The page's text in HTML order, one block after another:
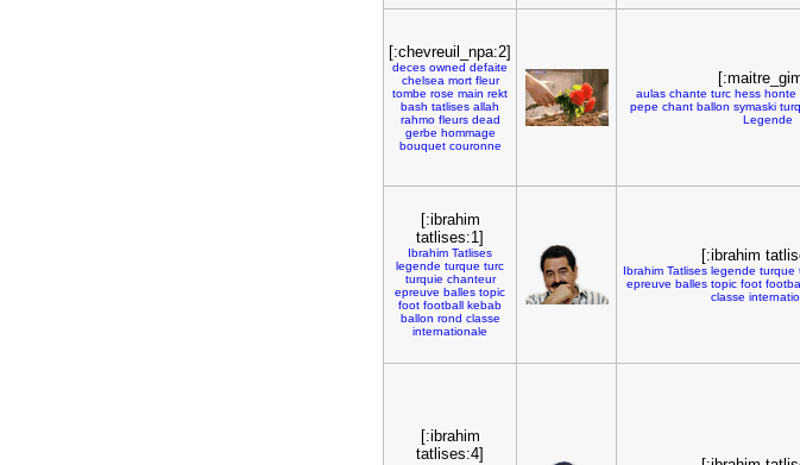
[:chevreuil_npa:2]
deces owned defaite
chelsea mort fleur
tombe rose main rekt
bash tatlises allah
rahmo fleurs dead
gerbe hommage
bouquet couronne
aulas chante turc hess honte
pepe chant ballon symaski
Legende
[:ibrahim
tatlises:1]
Ibrahim Tatlises
legende turque turc
turquie chanteur
epreuve balles topic
foot football kebab
ballon rond classe
internationale
[:ibrahim
Ibrahim Tatlises legende turque
epreuve balles topic foot
classe
[:ibrahim
tatlises:4]